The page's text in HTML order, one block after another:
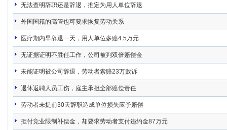
无法查明辞职还是辞退，推定为用人单位辞退
外国国籍的高管也可要求恢复劳动关系
医疗期内早辞退一天，用人单位多赔4.5万元
无证据证明不胜任工作，公司被判双倍赔偿金
未能证明被公司辞退，劳动者索赔23万败诉
退休返聘人员工伤，雇主承担全部赔偿责任
劳动者未提前30天辞职造成单位损失应予赔偿
拒付竞业限制补偿金，却要求劳动者支付违约金87万元